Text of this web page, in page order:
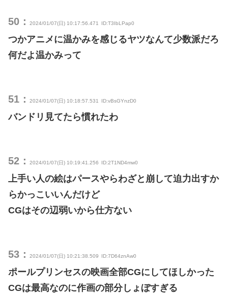
50： 2024/01/07(日) 10:17:56.471 ID:T3IbLPap0
つかアニメに温かみを感じるヤツなんて少数派だろ
何だよ温かみって
51： 2024/01/07(日) 10:18:57.531 ID:vBsGYnzD0
バンドリ見てたら慣れたわ
52： 2024/01/07(日) 10:19:41.256 ID:2T1ND4mw0
上手い人の絵はパースやらわざと崩して迫力出すか
らかっこいいんだけど
CGはその辺弱いから仕方ない
53： 2024/01/07(日) 10:21:38.509 ID:7D64znAw0
ポールプリンセスの映画全部CGにしてほしかった
CGは最高なのに作画の部分しょぼすぎる